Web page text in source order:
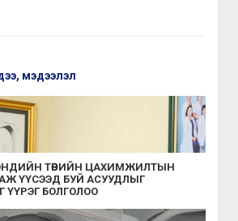
мэдээлэл
ТӨВИЙН ЦАХИМЖИЛТЫН
ҮҮСЭЭД БУЙ АСУУДЛЫГ
БОЛГОЛОО